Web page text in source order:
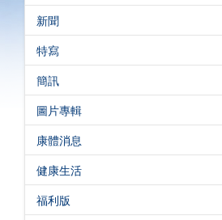
警務處主頁
简体版
English
電子書版
警聲特刊
新聞
特寫
簡訊
圖片專輯
康體消息
健康生活
福利版